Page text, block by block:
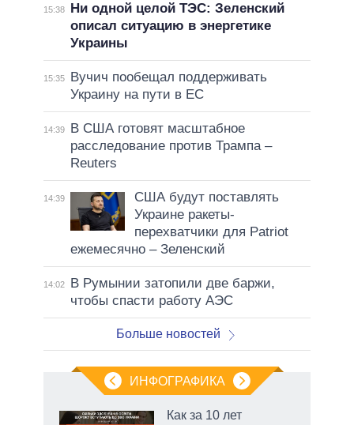
15:38
Ни одной целой ТЭС: Зеленский
описал ситуацию в энергетике
Украины
15:35
Вучич пообещал поддерживать
Украину на пути в ЕС
14:39
В США готовят масштабное
расследование против Трампа –
Reuters
14:39
США будут поставлять
Украине ракеты-
перехватчики для Patriot
ежемесячно – Зеленский
14:02
В Румынии затопили две баржи,
чтобы спасти работу АЭС
Больше новостей
ИНФОГРАФИКА
Как за 10 лет